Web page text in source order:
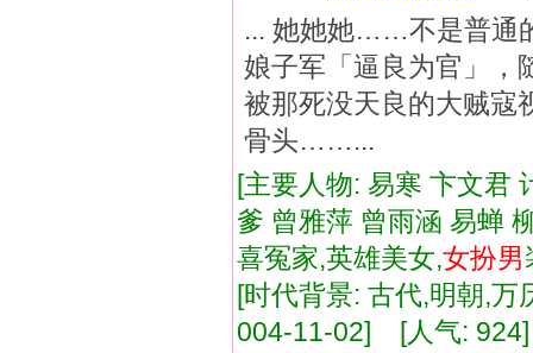
... 她她她……不是普通
娘子军「逼良为官」，
被那死没天良的大贼寇
骨头……...
[主要人物: 易寒 卞文君
爹 曾雅萍 曾雨涵 易蝉
喜冤家,英雄美女,女扮男
[时代背景: 古代,明朝,
004-11-02] [人气: